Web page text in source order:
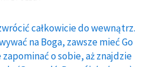
całkowicie do wewnątrz.
na Boga, zawsze mieć Go
o sobie, aż znajdzie